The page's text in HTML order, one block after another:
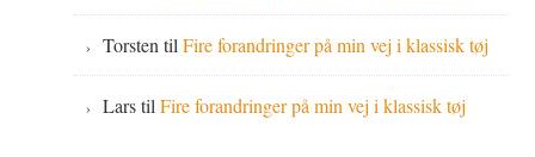
TorstentilFire forandringer på min vej i klassisk tøj
LarstilFire forandringer på min vej i klassisk tøj